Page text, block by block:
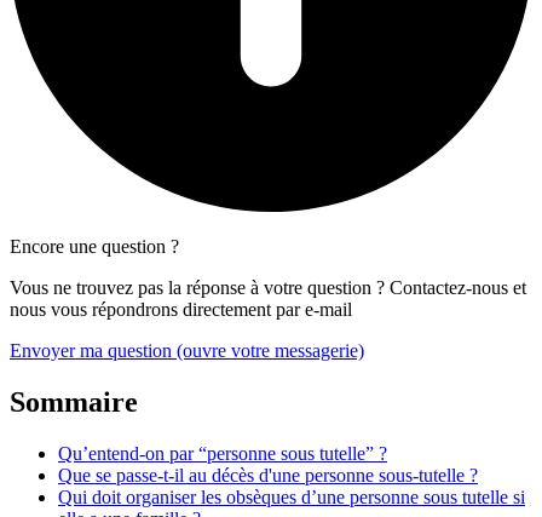
Encore une question ?
Vous ne trouvez pas la réponse à votre question ? Contactez-nous et
nous vous répondrons directement par e-mail
Envoyer ma question (ouvre votre messagerie)
Sommaire
Qu’entend-on par “personne sous tutelle” ?
Que se passe-t-il au décès d'une personne sous-tutelle ?
Qui doit organiser les obsèques d’une personne sous tutelle si